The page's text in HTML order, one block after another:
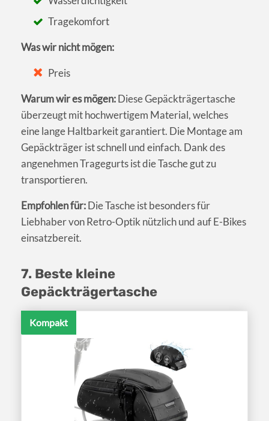
Tragekomfort
Was wir nicht mögen:
Preis
Warum wir es mögen:Diese Gepäckträgertasche
überzeugt mit hochwertigem Material, welches
eine lange Haltbarkeit garantiert. Die Montage am
Gepäckträger ist schnell und einfach. Dank des
angenehmen Tragegurts ist die Tasche gut zu
transportieren.
Empfohlen für:Die Tasche ist besonders für
Liebhaber von Retro-Optik nützlich und auf E-Bikes
einsatzbereit.
7. Beste kleine
Gepäckträgertasche
Kompakt